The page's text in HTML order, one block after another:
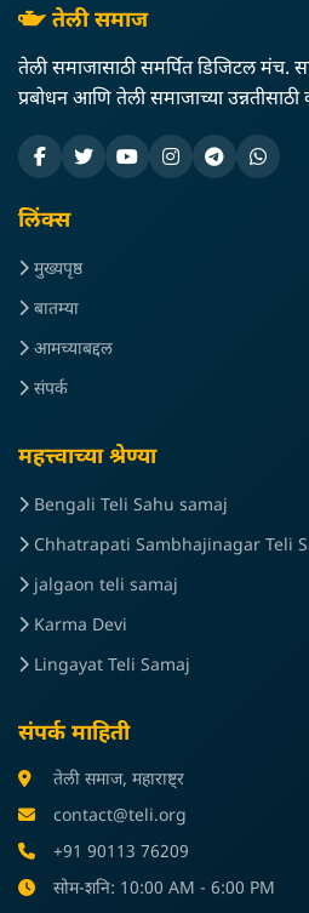
तेली समाज
तेली समाजासाठी समर्पित डिजिटल मंच.
प्रबोधन आणि तेली समाजाच्या उन्नतीसाठी
लिंक्स
मुख्यपृष्ठ
बातम्या
आमच्याबद्दल
संपर्क
महत्त्वाच्या श्रेण्या
Bengali Teli Sahu samaj
Chhatrapati Sambhajinagar Teli
jalgaon teli samaj
Karma Devi
Lingayat Teli Samaj
संपर्क माहिती
तेली समाज, महाराष्ट्र
contact@teli.org
+91 90113 76209
सोम-शनि: 10:00 AM - 6:00 PM